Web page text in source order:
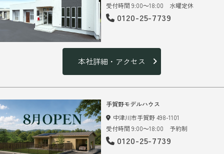
受付時間 9:00～18:00 水曜定休
0120-25-7739
本社詳細・アクセス
手賀野モデルハウス
中津川市手賀野 498-1101
受付時間 9:00～18:00 予約制
0120-25-7739